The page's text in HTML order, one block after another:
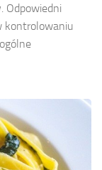
Odpowiedni
kontrolowaniu